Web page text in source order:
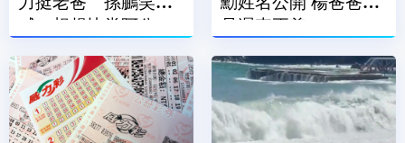
喊：想趕快當阿公
是遲來正義